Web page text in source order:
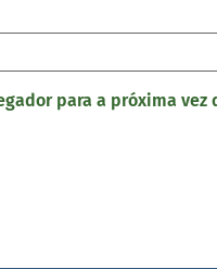
para a próxima vez